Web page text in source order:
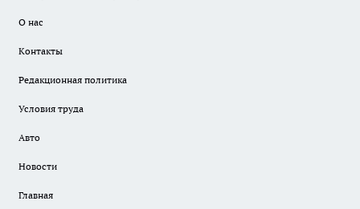
О нас
Контакты
Редакционная политика
Условия труда
Авто
Новости
Главная